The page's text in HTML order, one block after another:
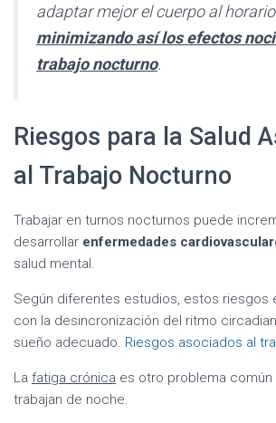
adaptar mejor el cuerpo al
minimizando así los efectos
trabajo nocturno.
Riesgos para la Salud
al Trabajo Nocturno
Trabajar en turnos nocturnos puede
desarrollar enfermedades
salud mental.
Según diferentes estudios, estos riesgos
con la desincronización del ritmo
sueño adecuado. Riesgos asociados al
La fatiga crónica es otro problema común
trabajan de noche.